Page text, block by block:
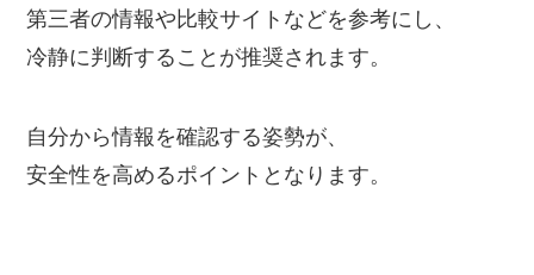
第三者の情報や比較サイトなどを参考にし、
冷静に判断することが推奨されます。
自分から情報を確認する姿勢が、
安全性を高めるポイントとなります。